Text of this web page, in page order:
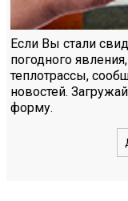
Если Вы стали
погодного
теплотрассы,
новостей.
форму.